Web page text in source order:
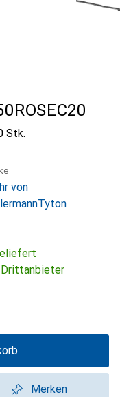
Stk.
von
Drittanbieter
Merken